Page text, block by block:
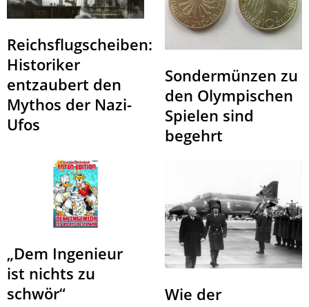
Reichsflugscheiben:
Historiker
entzaubert den
Mythos der Nazi-
Ufos
Sondermünzen zu
den Olympischen
Spielen sind
begehrt
„Dem Ingenieur
ist nichts zu
schwör“
Wie der